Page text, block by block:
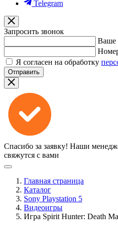
Telegram
Запросить звонок
Ваше
Я согласен на обработку
Отправить
Спасибо за заявку! Наши
свяжутся с вами
Главная страница
Каталог
Sony Playstation 5
Видеоигры
Игра Spirit Hunter: Death